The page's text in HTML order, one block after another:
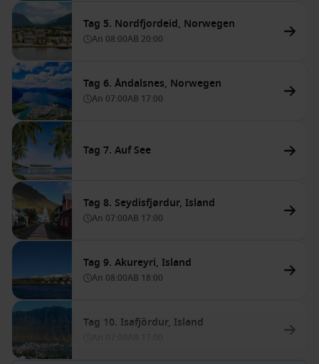
Tag 5. Nordfjordeid, Norwegen
An 08:00AB 20:00
Tag 6. Åndalsnes, Norwegen
An 07:00AB 17:00
Tag 7. Auf See
Tag 8. Seydisfjørdur, Island
An 07:00AB 17:00
Tag 9. Akureyri, Island
An 08:00AB 18:00
Tag 10. Isafjördur, Island